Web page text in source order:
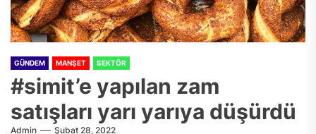
GÜNDEM MANŞET SEKTÖR
#simit’e yapılan zam
satışları yarı yarıya düşürdü
Admin Şubat 28, 2022